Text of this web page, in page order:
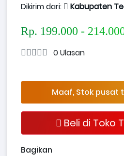
Dikirim dari: Kabupaten
Rp. 199.000 -
0 Ulasan
Maaf, Stok pusat
Beli di Toko
Bagikan